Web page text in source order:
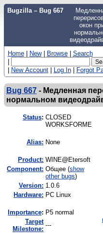
Bugzilla – Bug 667
окон
Home | New | Browse | Search
|
| New Account | Log In | Forgot
Bug 667 - Медленная
нормальном
Status: CLOSED
WORKSFORME
Alias: None
Product: WINE@Etersoft
Component: Общее (show
other bugs)
Version: 1.0.6
Hardware: PC Linux
mportance: P5 normal
Target
Milestone:
---